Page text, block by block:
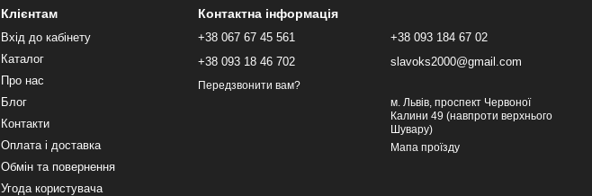
Клієнтам
Вхід до кабінету
Каталог
Про нас
Блог
Контакти
Оплата і доставка
Обмін та повернення
Угода користувача
Контактна інформація
+38 067 67 45 561
+38 093 18 46 702
Передзвонити вам?
+38 093 184 67 02
slavoks2000@gmail.com
м. Львів, проспект Червоної
Калини 49 (навпроти верхнього
Шувару)
Мапа проїзду